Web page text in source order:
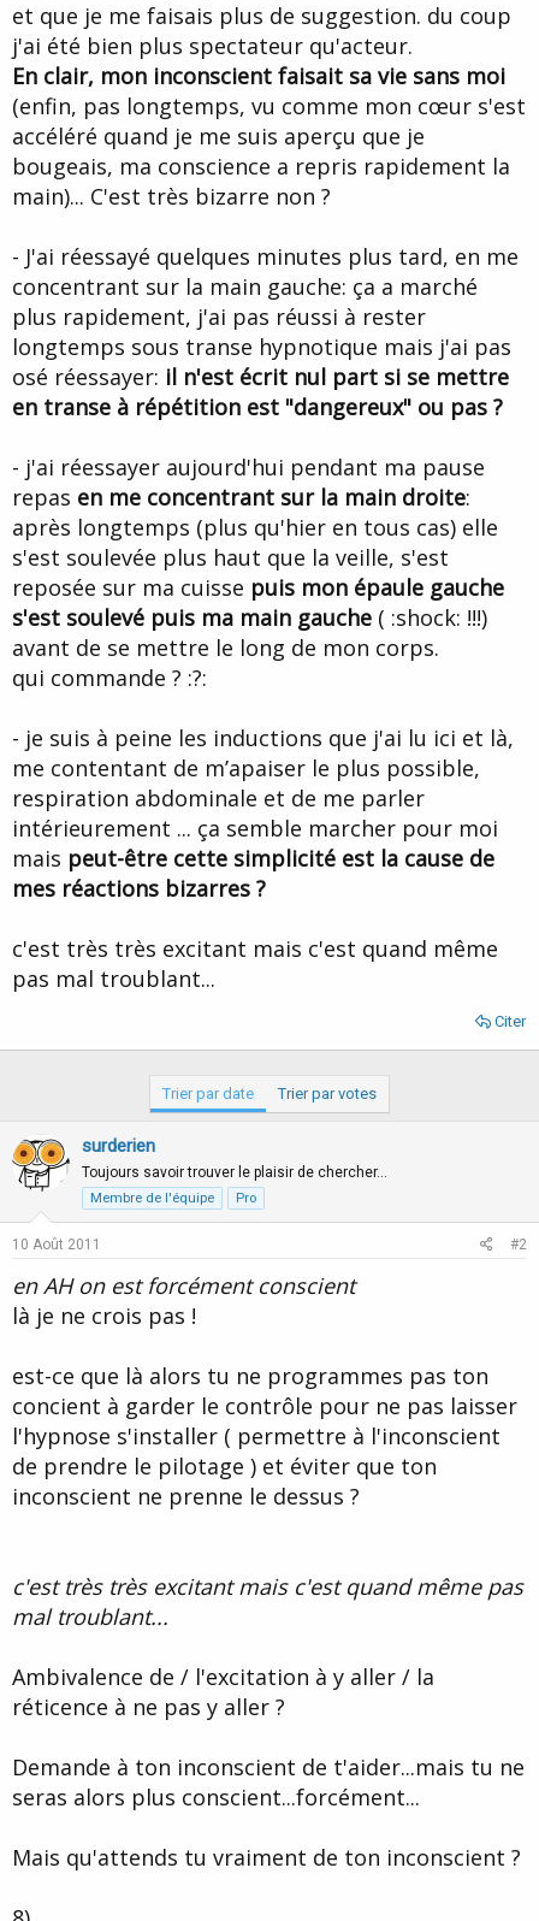
et que je me faisais plus de suggestion. du coup
j'ai été bien plus spectateur qu'acteur.
En clair, mon inconscient faisait sa vie sans moi
(enfin, pas longtemps, vu comme mon cœur s'est
accéléré quand je me suis aperçu que je
bougeais, ma conscience a repris rapidement la
main)... C'est très bizarre non ?
- J'ai réessayé quelques minutes plus tard, en me
concentrant sur la main gauche: ça a marché
plus rapidement, j'ai pas réussi à rester
longtemps sous transe hypnotique mais j'ai pas
osé réessayer: il n'est écrit nul part si se mettre
en transe à répétition est "dangereux" ou pas ?
- j'ai réessayer aujourd'hui pendant ma pause
repas en me concentrant sur la main droite:
après longtemps (plus qu'hier en tous cas) elle
s'est soulevée plus haut que la veille, s'est
reposée sur ma cuisse puis mon épaule gauche
s'est soulevé puis ma main gauche ( :shock: !!!)
avant de se mettre le long de mon corps.
qui commande ? :?:
- je suis à peine les inductions que j'ai lu ici et là,
me contentant de m’apaiser le plus possible,
respiration abdominale et de me parler
intérieurement ... ça semble marcher pour moi
mais peut-être cette simplicité est la cause de
mes réactions bizarres ?
c'est très très excitant mais c'est quand même
pas mal troublant...
Citer
Trier par date Trier par votes
surderien
Toujours savoir trouver le plaisir de chercher…
Membre de l'équipe Pro
10 Août 2011 #2
en AH on est forcément conscient
là je ne crois pas !
est-ce que là alors tu ne programmes pas ton
concient à garder le contrôle pour ne pas laisser
l'hypnose s'installer ( permettre à l'inconscient
de prendre le pilotage ) et éviter que ton
inconscient ne prenne le dessus ?
c'est très très excitant mais c'est quand même pas
mal troublant...
Ambivalence de / l'excitation à y aller / la
réticence à ne pas y aller ?
Demande à ton inconscient de t'aider...mais tu ne
seras alors plus conscient...forcément...
Mais qu'attends tu vraiment de ton inconscient ?